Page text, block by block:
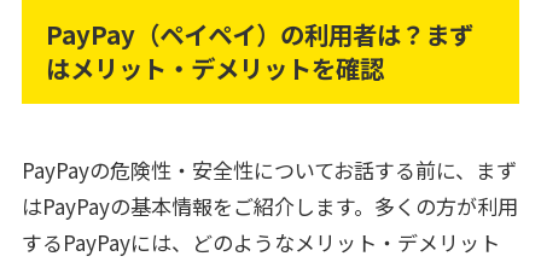
PayPay（ペイペイ）の利用者は？まず
はメリット・デメリットを確認
PayPayの危険性・安全性についてお話する前に、まず
はPayPayの基本情報をご紹介します。多くの方が利用
するPayPayには、どのようなメリット・デメリット